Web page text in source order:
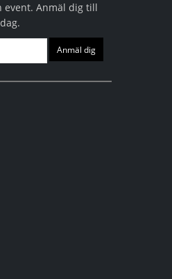
event. Anmäl dig till